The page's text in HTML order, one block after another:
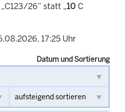
26” statt „10 C
17:25 Uhr
Datum und Sortierung